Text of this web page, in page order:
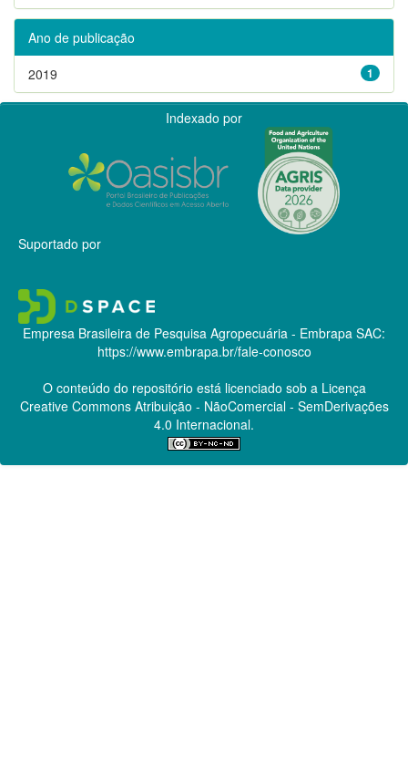
Ano de publicação
1
2019
Indexado por
Suportado por
Empresa Brasileira de Pesquisa Agropecuária - Embrapa SAC:
https://www.embrapa.br/fale-conosco
O conteúdo do repositório está licenciado sob a Licença
Creative CommonsAtribuição - NãoComercial - SemDerivações
4.0 Internacional.